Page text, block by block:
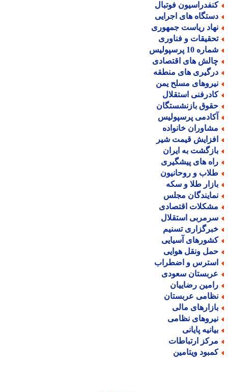
فوتبال
های اجرایی
ریاست جمهوری
و فناوری
10 پرسپولیس
های اقتصادی
های منطقه
مسلح یمن
استقلال
بازنشستگان
پرسپولیس
خانواده
قیمت شیر
به ایران
های پیشگیری
و روحانیون
طلا و سکه
مجلس
اقتصادی
استقلال
تسنیم
آسیایی
ونقل هوایی
و اضطراب
سعودی
رضاییان
عربستان
مالی
نظامی
پایانی
ارتباطات
ویتامین